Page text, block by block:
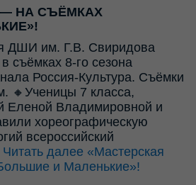
— НА СЪЁМКАХ
ДШИ им. Г.В. Свиридова
съёмках 8-го сезона
Россия-Культура. Съёмки
🔸Ученицы 7 класса,
Еленой Владимировной и
хореографическую
всероссийский
Читать далее «Мастерская
и Маленькие»!